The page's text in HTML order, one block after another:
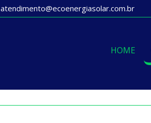
atendimento@ecoenergiasolar.com.br
HOME